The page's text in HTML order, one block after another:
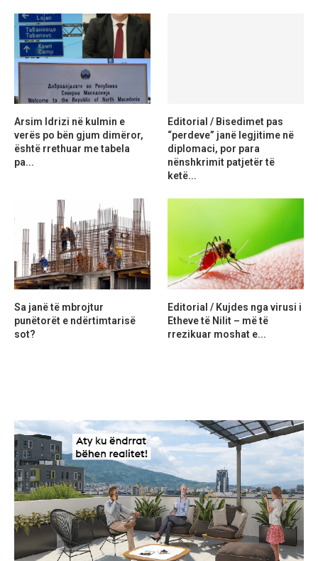
Arsim Idrizi në kulmin e
verës po bën gjum dimëror,
është rrethuar me tabela
pa...
Editorial / Bisedimet pas
“perdeve” janë legjitime në
diplomaci, por para
nënshkrimit patjetër të
ketë...
Sa janë të mbrojtur
punëtorët e ndërtimtarisë
sot?
Editorial / Kujdes nga virusi i
Etheve të Nilit – më të
rrezikuar moshat e...